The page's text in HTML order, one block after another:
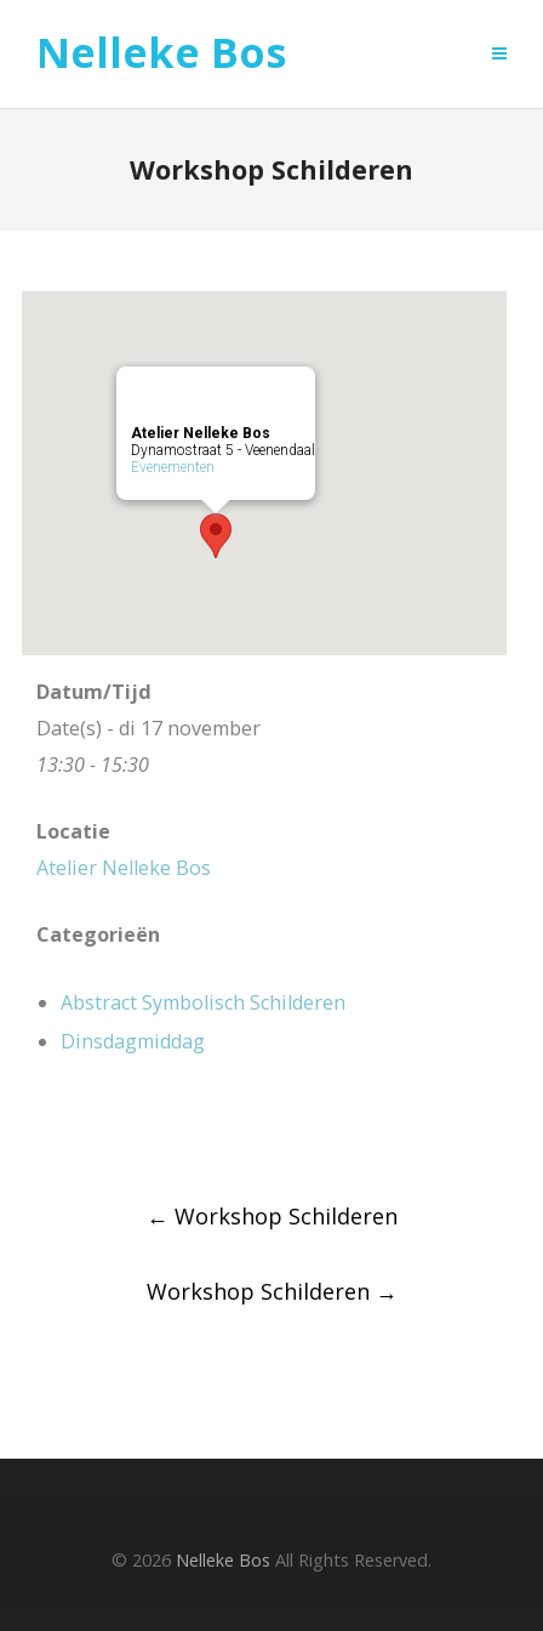
Nelleke Bos
Workshop Schilderen
Atelier Nelleke Bos
Dynamostraat 5 - Veenendaal
Evenementen
Datum/Tijd
Date(s) - di 17 november
13:30 - 15:30
Locatie
Atelier Nelleke Bos
Categorieën
Abstract Symbolisch Schilderen
Dinsdagmiddag
← Workshop Schilderen
Workshop Schilderen →
© 2026 Nelleke Bos All Rights Reserved.